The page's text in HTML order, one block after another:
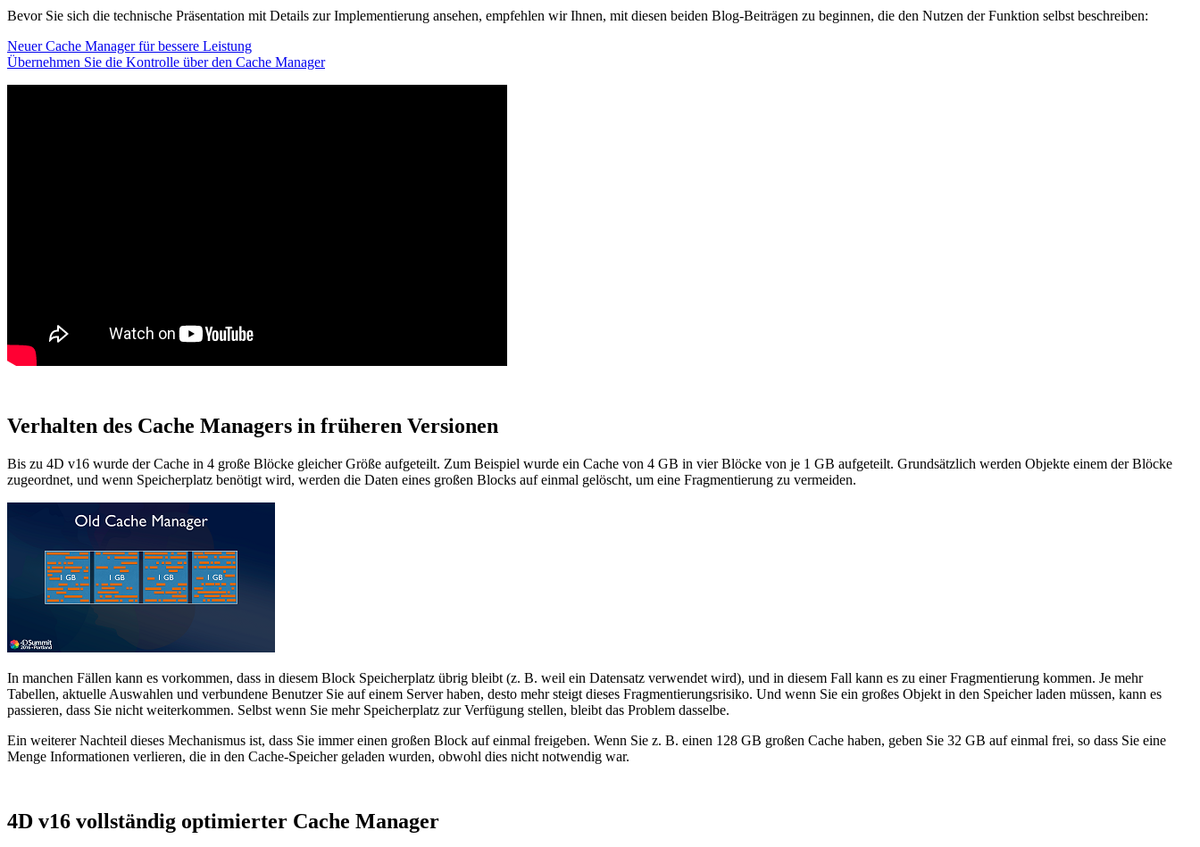
Bevor Sie sich die technische Präsentation mit Details zur Implementierung ansehen, empfehlen wir Ihnen, mit diesen beiden Blog-Beiträgen zu beginnen, die den Nutzen der Funktion selbst beschreiben:
Neuer Cache Manager für bessere Leistung
Übernehmen Sie die Kontrolle über den Cache Manager
Verhalten des Cache Managers in früheren Versionen
Bis zu 4D v16 wurde der Cache in 4 große Blöcke gleicher Größe aufgeteilt. Zum Beispiel wurde ein Cache von 4 GB in vier Blöcke von je 1 GB aufgeteilt. Grundsätzlich werden Objekte einem der Blöcke
zugeordnet, und wenn Speicherplatz benötigt wird, werden die Daten eines großen Blocks auf einmal gelöscht, um eine Fragmentierung zu vermeiden.
In manchen Fällen kann es vorkommen, dass in diesem Block Speicherplatz übrig bleibt (z. B. weil ein Datensatz verwendet wird), und in diesem Fall kann es zu einer Fragmentierung kommen. Je mehr
Tabellen, aktuelle Auswahlen und verbundene Benutzer Sie auf einem Server haben, desto mehr steigt dieses Fragmentierungsrisiko. Und wenn Sie ein großes Objekt in den Speicher laden müssen, kann es
passieren, dass Sie nicht weiterkommen. Selbst wenn Sie mehr Speicherplatz zur Verfügung stellen, bleibt das Problem dasselbe.
Ein weiterer Nachteil dieses Mechanismus ist, dass Sie immer einen großen Block auf einmal freigeben. Wenn Sie z. B. einen 128 GB großen Cache haben, geben Sie 32 GB auf einmal frei, so dass Sie eine
Menge Informationen verlieren, die in den Cache-Speicher geladen wurden, obwohl dies nicht notwendig war.
4D v16 vollständig optimierter Cache Manager